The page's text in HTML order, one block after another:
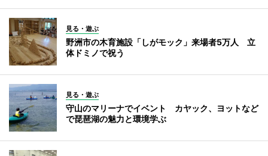
見る・遊ぶ
野洲市の木育施設「しがモック」来場者5万人 立
体ドミノで祝う
見る・遊ぶ
守山のマリーナでイベント カヤック、ヨットなど
で琵琶湖の魅力と環境学ぶ